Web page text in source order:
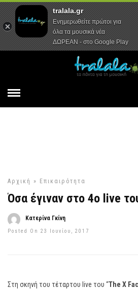
Αρχική Συνεντεύξεις
Αρχική » Επικαιρότητα
Όσα έγιναν στο 4ο live
Κατερίνα Γκίνη
Posted On 23 Ιουνίου, 2017
Στη σκηνή του τέταρτου live του “The X
tralala.gr
Ενημερωθείτε πρώτοι για
όλα τα μουσικά νέα
ΔΩΡΕΑΝ - στο Google Play